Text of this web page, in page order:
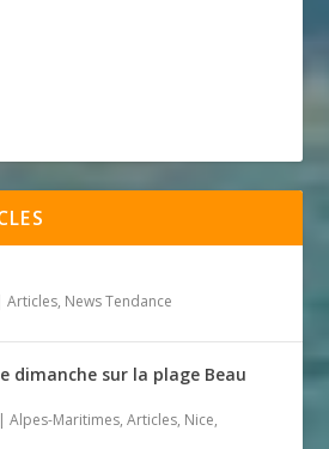
|Articles, News Tendance
dimanche sur la plage Beau
|Alpes-Maritimes,Articles, Nice,